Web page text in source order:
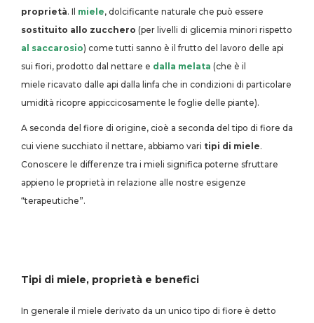
proprietà. Il miele, dolcificante naturale che può essere
sostituito allo zucchero (per livelli di glicemia minori rispetto
al saccarosio) come tutti sanno è il frutto del lavoro delle api
sui fiori, prodotto dal nettare e dalla melata (che è il
miele ricavato dalle api dalla linfa che in condizioni di particolare
umidità ricopre appiccicosamente le foglie delle piante).
A seconda del fiore di origine, cioè a seconda del tipo di fiore da
cui viene succhiato il nettare, abbiamo vari tipi di miele.
Conoscere le differenze tra i mieli significa poterne sfruttare
appieno le proprietà in relazione alle nostre esigenze
“terapeutiche”.
Tipi di miele, proprietà e benefici
In generale il miele derivato da un unico tipo di fiore è detto